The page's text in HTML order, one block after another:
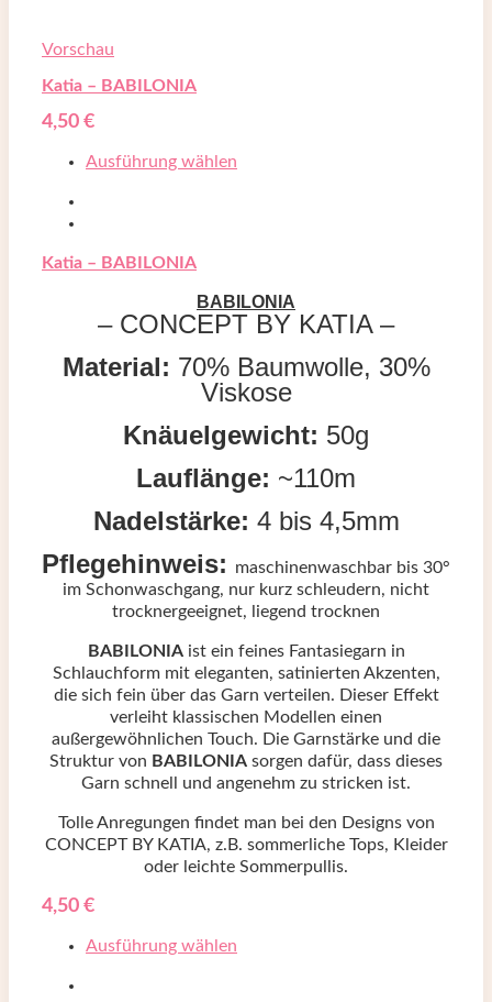
Vorschau
Katia – BABILONIA
4,50 €
Ausführung wählen
Katia – BABILONIA
BABILONIA
– CONCEPT BY KATIA –
Material: 70% Baumwolle, 30%
Viskose
Knäuelgewicht: 50g
Lauflänge: ~110m
Nadelstärke: 4 bis 4,5mm
Pflegehinweis:
maschinenwaschbar bis 30°
im Schonwaschgang, nur kurz schleudern, nicht
trocknergeeignet, liegend trocknen
BABILONIAist ein feines Fantasiegarn in
Schlauchform mit eleganten, satinierten Akzenten,
die sich fein über das Garn verteilen. Dieser Effekt
verleiht klassischen Modellen einen
außergewöhnlichen Touch. Die Garnstärke und die
Struktur von BABILONIA sorgen dafür, dass dieses
Garn schnell und angenehm zu stricken ist.
Tolle Anregungen findet man bei den Designs von
CONCEPT BY KATIA, z.B. sommerliche Tops, Kleider
oder leichte Sommerpullis.
4,50 €
Ausführung wählen